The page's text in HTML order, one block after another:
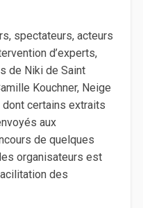
spectateurs, acteurs
d’experts,
de Niki de Saint
Kouchner, Neige
certains extraits
aux
de quelques
organisateurs est
des